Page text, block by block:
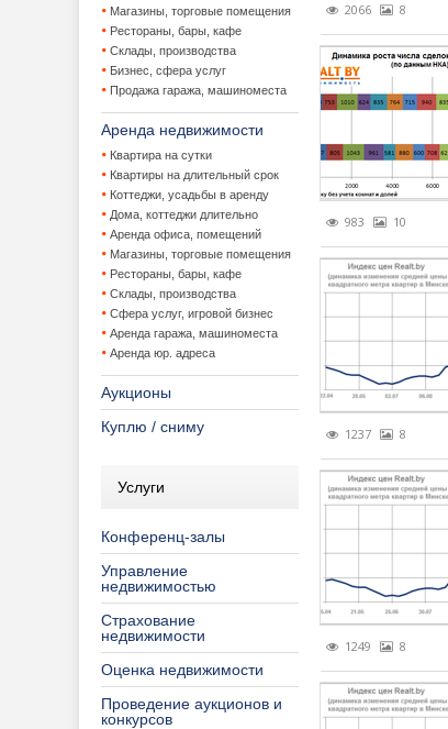
Магазины, торговые помещения
Рестораны, бары, кафе
Склады, производства
Бизнес, сфера услуг
Продажа гаража, машиноместа
Аренда недвижимости
Квартира на сутки
Квартиры на длительный срок
Коттеджи, усадьбы в аренду
Дома, коттеджи длительно
Аренда офиса, помещений
Магазины, торговые помещения
Рестораны, бары, кафе
Склады, производства
Сфера услуг, игровой бизнес
Аренда гаража, машиноместа
Аренда юр. адреса
Аукционы
Куплю / сниму
Услуги
Конференц-залы
Управление
недвижимостью
Страхование
недвижимости
Оценка недвижимости
Проведение аукционов и
конкурсов
Жилая
VIP
ПО
2066 8
983 10
1237 8
1249 8